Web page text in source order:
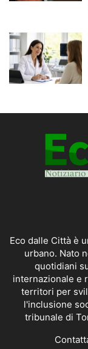
Eco dalle Città è
urbano. Nato
quotidiani
internazionale e
territori per
l'inclusione
tribunale di